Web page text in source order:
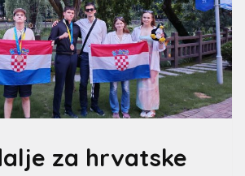
za hrvatske